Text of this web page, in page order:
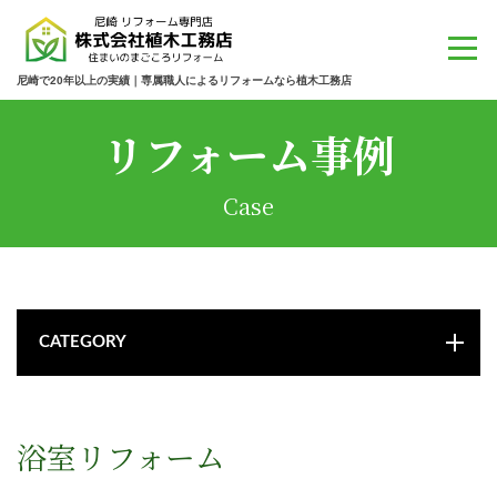
尼崎で20年以上の実績｜専属職人によるリフォームなら植木工務店
リフォーム事例
Case
CATEGORY
浴室リフォーム